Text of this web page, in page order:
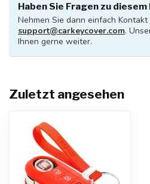
Haben Sie Fragen zu
Nehmen Sie dann einfach
support@carkeycover.com.
Ihnen gerne weiter.
Zuletzt angesehen